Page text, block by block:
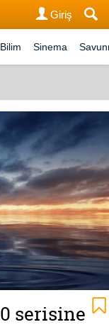
Giriş
Bilim Sinema
serisine